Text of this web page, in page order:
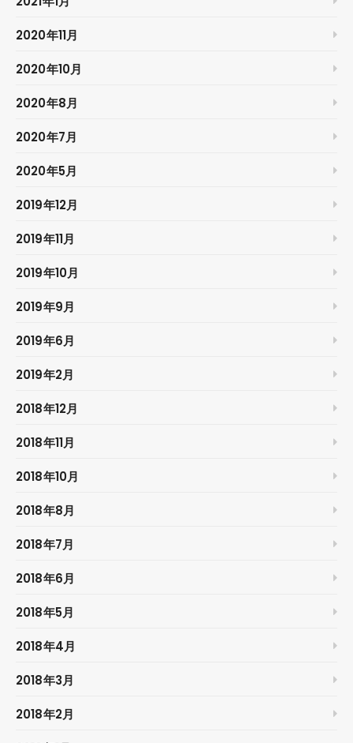
2020年11月
2020年10月
2020年8月
2020年7月
2020年5月
2019年12月
2019年11月
2019年10月
2019年9月
2019年6月
2019年2月
2018年12月
2018年11月
2018年10月
2018年8月
2018年7月
2018年6月
2018年5月
2018年4月
2018年3月
2018年2月